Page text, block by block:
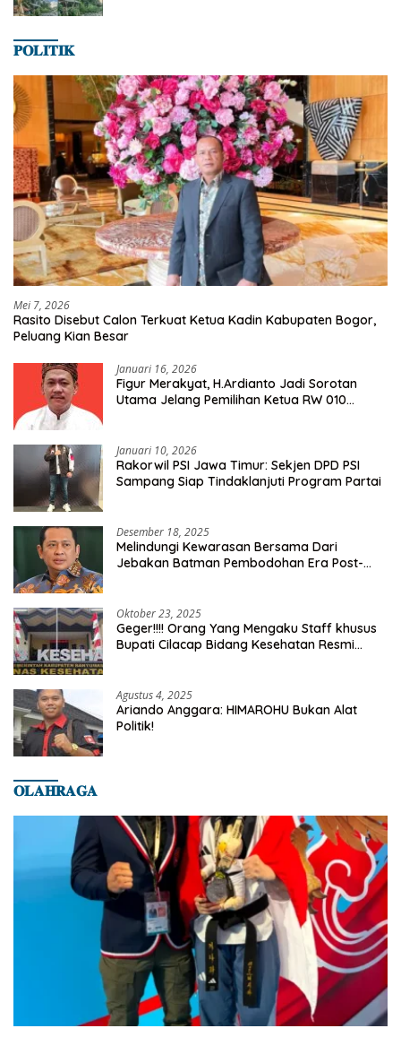
𝐏𝐎𝐋𝐈𝐓𝐈𝐊
Mei 7, 2026
Rasito Disebut Calon Terkuat Ketua Kadin Kabupaten Bogor,
Peluang Kian Besar
Januari 16, 2026
Figur Merakyat, H.Ardianto Jadi Sorotan
Utama Jelang Pemilihan Ketua RW 010
Januari 10, 2026
Rakorwil PSI Jawa Timur: Sekjen DPD PSI
Sampang Siap Tindaklanjuti Program Partai
Desember 18, 2025
Melindungi Kewarasan Bersama Dari
Jebakan Batman Pembodohan Era Post-
Oktober 23, 2025
Geger!!!! Orang Yang Mengaku Staff khusus
Bupati Cilacap Bidang Kesehatan Resmi
Agustus 4, 2025
Ariando Anggara: HIMAROHU Bukan Alat
Politik!
𝐎𝐋𝐀𝐇𝐑𝐀𝐆𝐀